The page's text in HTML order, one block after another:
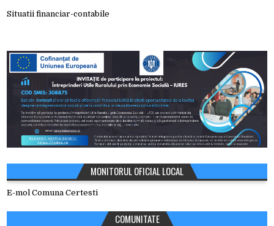
Situatii financiar-contabile
MONITORUL OFICIAL LOCAL
E-mol Comuna Certesti
COMUNITATE